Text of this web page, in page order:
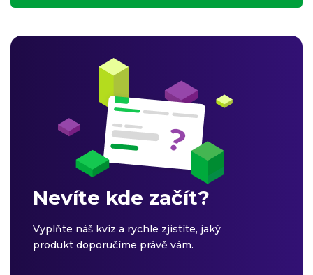
Nevíte kde začít?
Vyplňte náš kvíz a rychle zjistíte, jaký
produkt doporučíme právě vám.